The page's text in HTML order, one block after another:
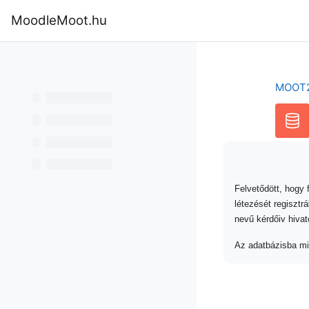
MoodleMoot.hu
Felvetődött, hogy
létezését
nevű kérdőiv
Az adatbázisba